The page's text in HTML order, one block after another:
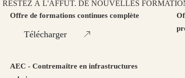
RESTEZ À L'AFFÛT. DE NOUVELLES
Offre de formations continues complète
Télécharger
AEC - Contremaître en infrastructures